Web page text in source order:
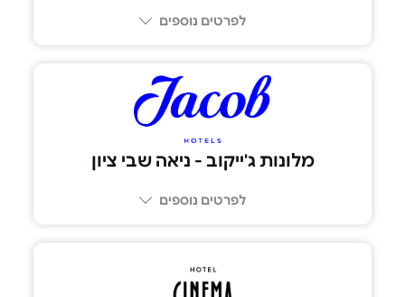
לפרטים נוספים
מלונות ג'ייקוב - ניאה שבי ציון
לפרטים נוספים